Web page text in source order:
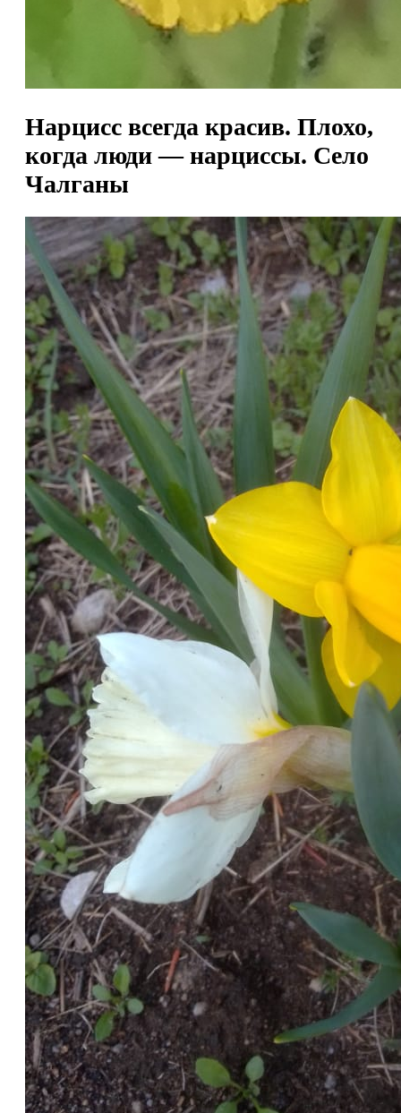
Нарцисс всегда красив. Плохо,
когда люди — нарциссы. Село
Чалганы